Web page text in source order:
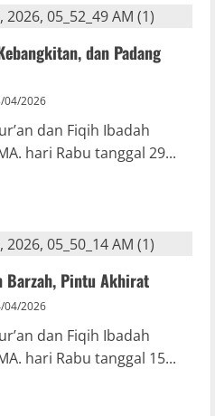
dan Padang
04/2026
dan Fiqih Ibadah
hari Rabu tanggal 29...
Barzah, Pintu Akhirat
04/2026
dan Fiqih Ibadah
hari Rabu tanggal 15...